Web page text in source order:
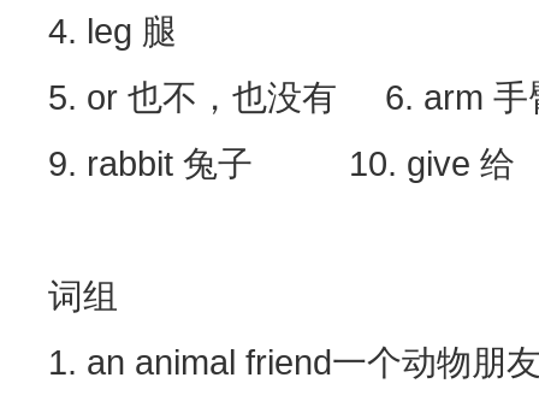
4. leg 腿
5. or 也不，也没有 6.
9. rabbit 兔子 10. give
词组
1. an animal friend一个动物